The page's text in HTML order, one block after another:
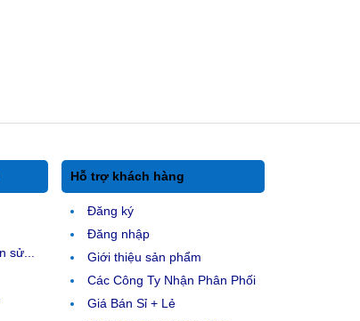
sử...
Hỗ trợ khách hàng
Đăng ký
Đăng nhập
Giới thiệu sản phẩm
Các Công Ty Nhận Phân Phối
Giá Bán Sỉ + Lẻ